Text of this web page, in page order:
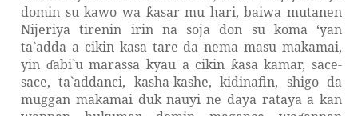
domin su kawo wa ƙasar mu hari, baiwa mutanen
Nijeriya tirenin irin na soja don su koma ‘yan
ta`adda a cikin kasa tare da nema masu makamai,
yin ɗabi`u marassa kyau a cikin ƙasa kamar, sace-
sace, ta`addanci, kasha-kashe, kidinafin, shigo da
muggan makamai duk nauyi ne daya rataya a kan